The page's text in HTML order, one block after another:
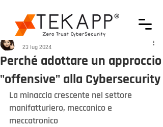
Perché adottare un approccio
"offensive" alla Cybersecurity
Francesca Iattici
23 lug 2024
La minaccia crescente nel settore
manifatturiero, meccanico e
meccatronico